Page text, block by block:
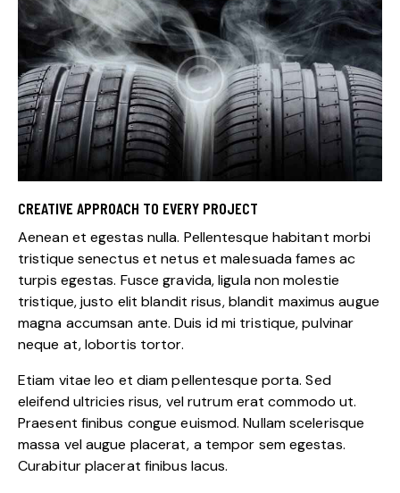
CREATIVE APPROACH TO EVERY PROJECT
Aenean et egestas nulla. Pellentesque habitant morbi
tristique senectus et netus et malesuada fames ac
turpis egestas. Fusce gravida, ligula non molestie
tristique, justo elit blandit risus, blandit maximus augue
magna accumsan ante. Duis id mi tristique, pulvinar
neque at, lobortis tortor.
Etiam vitae leo et diam pellentesque porta. Sed
eleifend ultricies risus, vel rutrum erat commodo ut.
Praesent finibus congue euismod. Nullam scelerisque
massa vel augue placerat, a tempor sem egestas.
Curabitur placerat finibus lacus.